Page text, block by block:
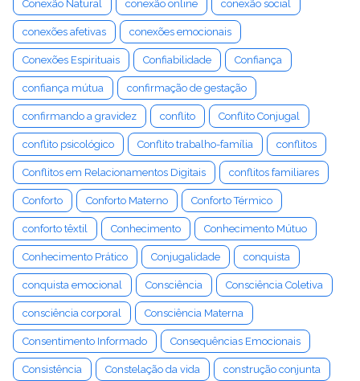
Conexão Natural conexão online conexão social
conexões afetivas conexões emocionais
Conexões Espirituais Confiabilidade Confiança
confiança mútua confirmação de gestação
confirmando a gravidez conflito Conflito Conjugal
conflito psicológico Conflito trabalho-família conflitos
Conflitos em Relacionamentos Digitais conflitos familiares
Conforto Conforto Materno Conforto Térmico
conforto têxtil Conhecimento Conhecimento Mútuo
Conhecimento Prático Conjugalidade conquista
conquista emocional Consciência Consciência Coletiva
consciência corporal Consciência Materna
Consentimento Informado Consequências Emocionais
Consistência Constelação da vida construção conjunta